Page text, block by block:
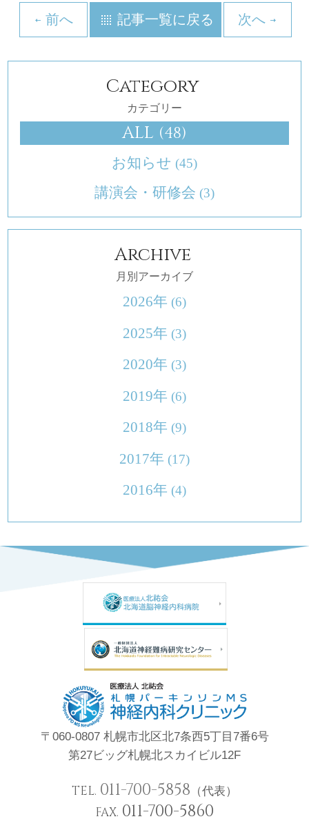
前へ 記事一覧に戻る 次へ
Category
カテゴリー
ALL (48)
お知らせ (45)
講演会・研修会 (3)
Archive
月別アーカイブ
2026年 (6)
2025年 (3)
2020年 (3)
2019年 (6)
2018年 (9)
2017年 (17)
2016年 (4)
〒060-0807 札幌市北区北7条西5丁目7番6号
第27ビッグ札幌北スカイビル12F
TEL. 011-700-5858 （代表）
FAX. 011-700-5860